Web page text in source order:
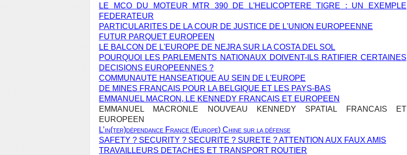
LE MCO DU MOTEUR MTR 390 DE L'HELICOPTERE TIGRE : UN EXEMPLE
FEDERATEUR
PARTICULARITES DE LA COUR DE JUSTICE DE L'UNION EUROPEENNE
FUTUR PARQUET EUROPEEN
LE BALCON DE L'EUROPE DE NEJRA SUR LA COSTA DEL SOL
POURQUOI LES PARLEMENTS NATIONAUX DOIVENT-ILS RATIFIER CERTAINES
DECISIONS EUROPEENNES ?
COMMUNAUTE HANSEATIQUE AU SEIN DE L'EUROPE
DE MINES FRANCAIS POUR LA BELGIQUE ET LES PAYS-BAS
EMMANUEL MACRON, LE KENNEDY FRANCAIS ET EUROPEEN
EMMANUEL MACRONLE NOUVEAU KENNEDY SPATIAL FRANCAIS ET
EUROPEEN
L’in(ter)dépendance France (Europe) Chine sur la défense
SAFETY ? SECURITY ? SECURITE ? SURETE ? ATTENTION AUX FAUX AMIS
TRAVAILLEURS DETACHES ET TRANSPORT ROUTIER